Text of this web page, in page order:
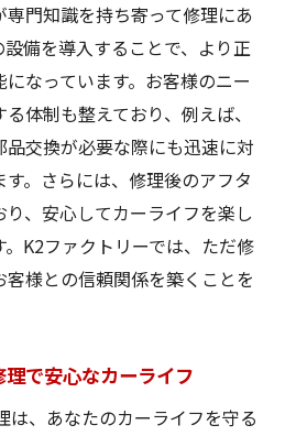
門知識を持ち寄って修理にあ
備を導入することで、より正
なっています。お客様のニー
体制も整えており、例えば、
交換が必要な際にも迅速に対
。さらには、修理後のアフタ
、安心してカーライフを楽し
K2ファクトリーでは、ただ修
様との信頼関係を築くことを
で安心なカーライフ
は、あなたのカーライフを守る